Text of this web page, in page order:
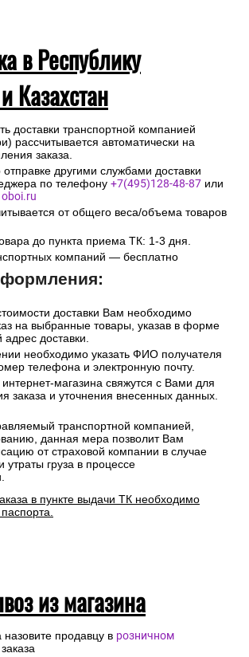
в Республику
Казахстан
доставки транспортной компанией
рассчитывается автоматически на
заказа.
другими службами доставки
по телефону +7(495)128-48-87 или
от общего веса/объема товаров
до пункта приема ТК: 1-3 дня.
компаний — бесплатно
доставки Вам необходимо
на выбранные товары, указав в форме
адрес доставки.
необходимо указать ФИО получателя
телефона и электронную почту.
магазина свяжутся с Вами для
заказа и уточнения внесенных данных.
транспортной компанией,
данная мера позволит Вам
от страховой компании в случае
утраты груза в процессе
в пункте выдачи ТК необходимо
из магазина
продавцу в розничном